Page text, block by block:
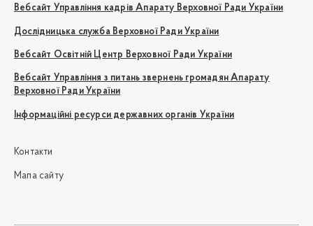
Вебсайт Управління кадрів Апарату Верховної Ради України
Дослідницька служба Верховної Ради України
Вебсайт Освітній Центр Верховної Ради України
Вебсайт Управління з питань звернень громадян Апарату
Верховної Ради України
Інформаційні ресурси державних органів України
Контакти
Мапа сайту